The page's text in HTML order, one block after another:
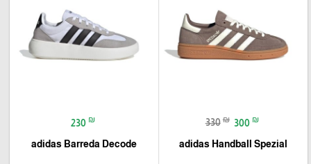
330 ₪ 300 ₪
adidas Handball Spezial
230 ₪
adidas Barreda Decode